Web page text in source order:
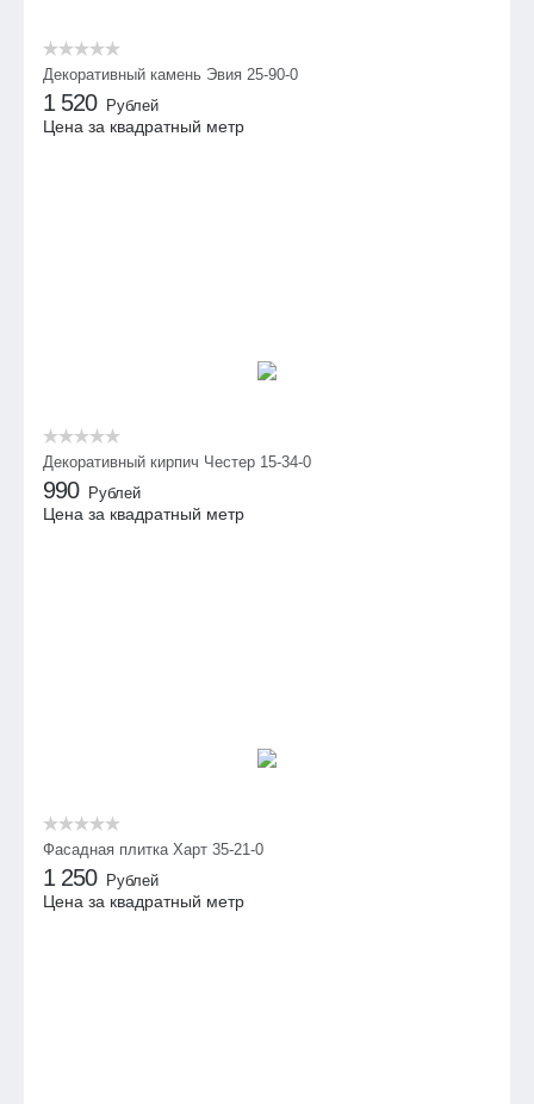
Декоративный камень Эвия 25-90-0
1 520 Рублей
Цена за квадратный метр
Декоративный кирпич Честер 15-34-0
990 Рублей
Цена за квадратный метр
Фасадная плитка Харт 35-21-0
1 250 Рублей
Цена за квадратный метр